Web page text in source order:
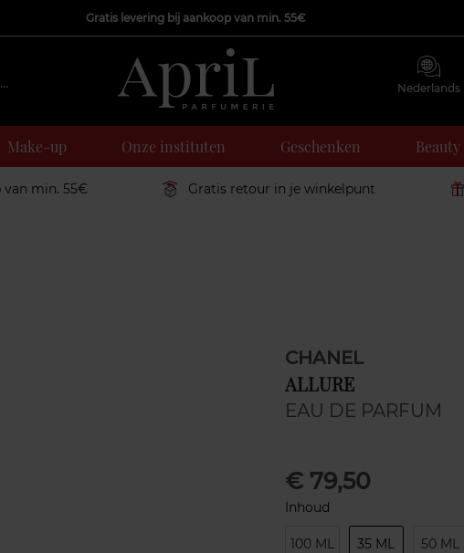
Gratis levering bij aankoop van min. 55€
Nederlands
Make-up Onze instituten Geschenken
van min. 55€ Gratis retour in je winkelpunt
CHANEL
ALLURE
EAU DE PARFUM
€ 79,50
Inhoud
100 ML 35 ML 50 ML